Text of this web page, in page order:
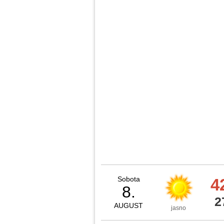
Sobota
8.
AUGUST jasno